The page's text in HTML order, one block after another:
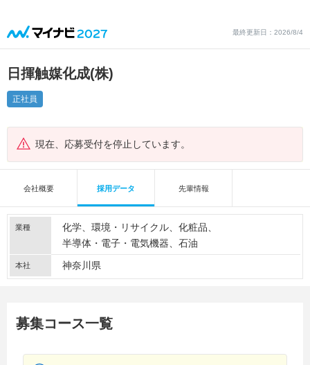
最終更新日：2026/8/4
日揮触媒化成(株)
正社員
現在、応募受付を停止しています。
会社概要 採用データ 先輩情報
業種 化学 環境・リサイクル
化粧品
半導体・電子・電気機器
石油
本社 神奈川県
募集コース一覧